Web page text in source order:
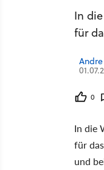
In
für
0
In die
für
und